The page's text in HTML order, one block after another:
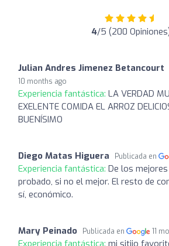
4/5 (200
Julian Andres Jimenez Betancourt
10 months ago
Experiencia fantástica: LA VERDAD
EXELENTE COMIDA EL ARROZ
BUENÍSIMO
Diego Matas Higuera Publicada en
Experiencia fantástica: De los
probado, si no el mejor. El resto de
sí, económico.
Mary Peinado Publicada en 11
Experiencia fantástica: mi sitiio